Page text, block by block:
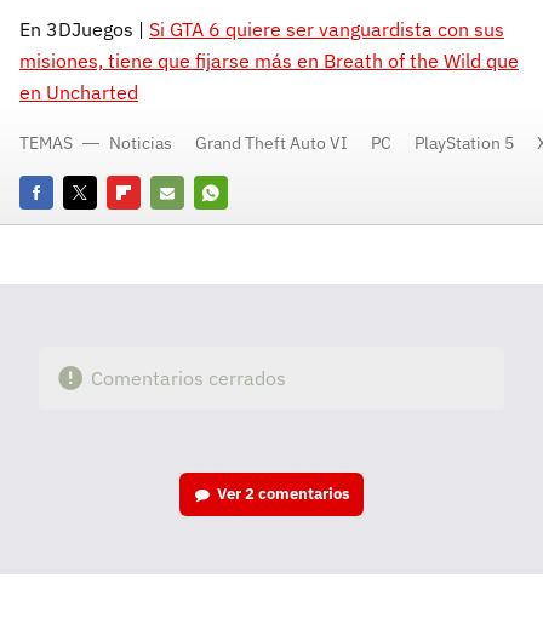
En 3DJuegos | Si GTA 6 quiere ser vanguardista con sus
misiones, tiene que fijarse más en Breath of the Wild que
en Uncharted
FacebookTwitterFlipboard
E-
Whatsapp
TEMAS Noticias Grand Theft Auto VI PC PlayStation 5
Comentarios cerrados
Ver2 comentarios